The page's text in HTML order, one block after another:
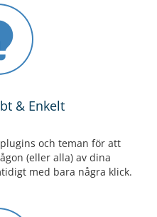
& Enkelt
och teman för att
(eller alla) av dina
med bara några klick.